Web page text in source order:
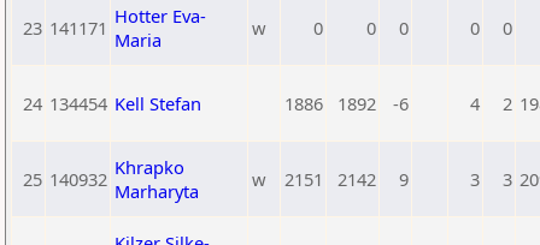
23 141171 Hotter Eva-
Maria
w 0 0 0 0 0
24 134454 Kell Stefan 1886 1892 -6 4 2
25 140932 Khrapko
Marharyta
w 2151 2142 9 3 3